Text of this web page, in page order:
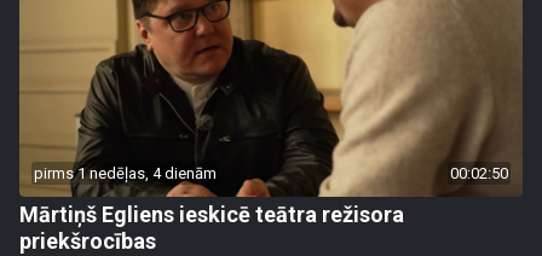
pirms 1 nedēļas, 4 dienām 00:02:50
Mārtiņš Egliens ieskicē teātra režisora
priekšrocības